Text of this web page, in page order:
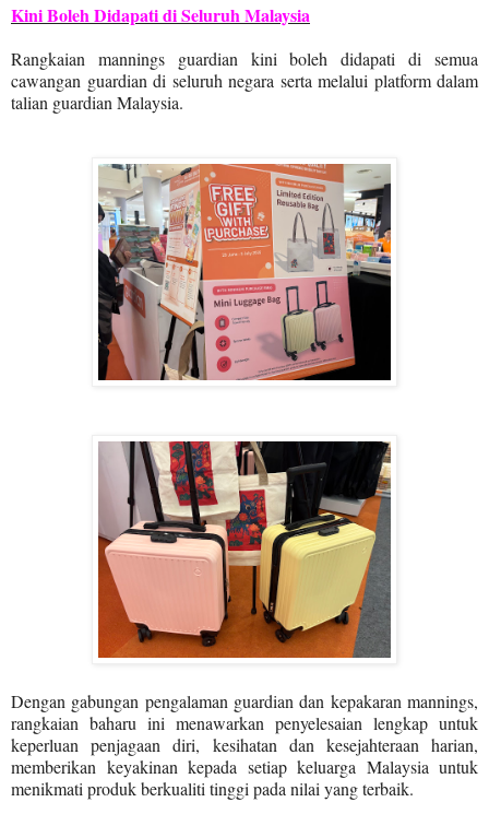
Kini Boleh Didapati di Seluruh Malaysia
Rangkaian mannings guardian kini boleh didapati di semua
cawangan guardian di seluruh negara serta melalui platform dalam
talian guardian Malaysia.
Dengan gabungan pengalaman guardian dan kepakaran mannings,
rangkaian baharu ini menawarkan penyelesaian lengkap untuk
keperluan penjagaan diri, kesihatan dan kesejahteraan harian,
memberikan keyakinan kepada setiap keluarga Malaysia untuk
menikmati produk berkualiti tinggi pada nilai yang terbaik.